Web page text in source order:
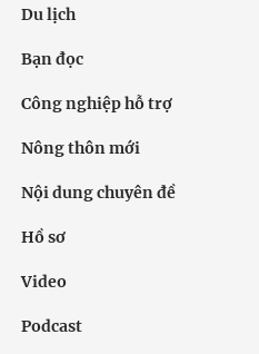
Du lịch
Bạn đọc
Công nghiệp hỗ trợ
Nông thôn mới
Nội dung chuyên đề
Hồ sơ
Video
Podcast